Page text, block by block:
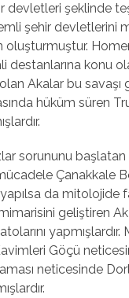
devletleri şeklinde
şehir devletlerini
oluşturmuştur.
destanlarına konu
olan Akalar bu
hüküm süren
sorununu başlatan
Çanakkale
da mitolojide
geliştiren
yapmışlardır.
Göçü
neticesinde